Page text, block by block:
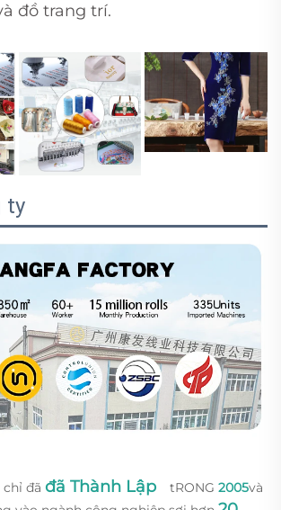
đồ trang trí.
ty
đã đã Thành Lập tRONG 2005và